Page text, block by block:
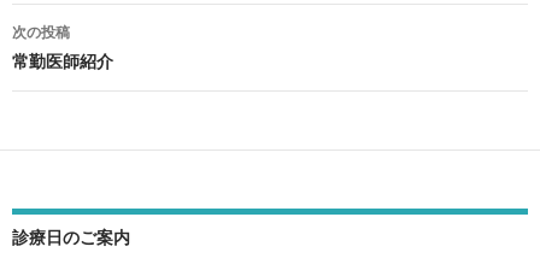
ナ
ビ
ー
ョ
次の投稿
常勤医師紹介
診療日のご案内